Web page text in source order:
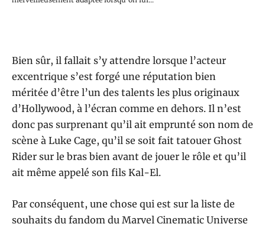
Bien sûr, il fallait s’y attendre lorsque l’acteur
excentrique s’est forgé une réputation bien
méritée d’être l’un des talents les plus originaux
d’Hollywood, à l’écran comme en dehors. Il n’est
donc pas surprenant qu’il ait emprunté son nom de
scène à Luke Cage, qu’il se soit fait tatouer Ghost
Rider sur le bras bien avant de jouer le rôle et qu’il
ait même appelé son fils Kal-El.
Par conséquent, une chose qui est sur la liste de
souhaits du fandom du Marvel Cinematic Universe